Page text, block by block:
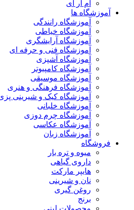
ام آر آی
آموزشگاه ها
آموزشگاه رانندگی
آموزشگاه خیاطی
آموزشگاه آرایشگری
آموزشگاه فنی و حرفه ای
آموزشگاه آشپزی
آموزشگاه کامپیوتر
آموزشگاه موسیقی
آموزشگاه فرهنگی و هنری
آموزشگاه کیک و شیرینی پزی
آموزشگاه خلبانی
آموزشگاه چرم دوزی
آموزشگاه عکاسی
آموزشگاه زبان
فروشگاه
میوه و تره بار
داروی گیاهی
هایپر مارکت
نان و شیرینی
روغن گیری
برنج